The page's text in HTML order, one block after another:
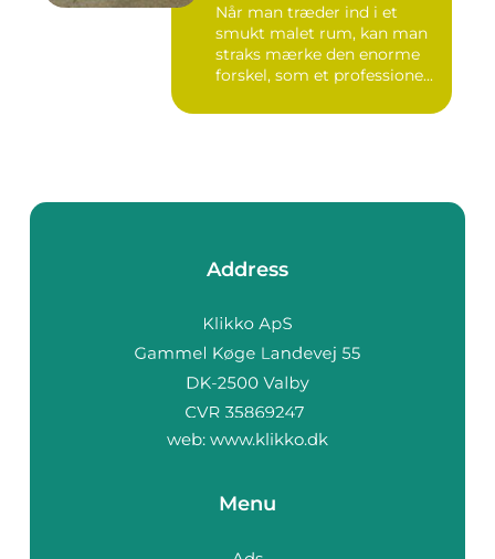
Når man træder ind i et
smukt malet rum, kan man
straks mærke den enorme
forskel, som et professione...
Address
web: www.klikko.dk
Menu